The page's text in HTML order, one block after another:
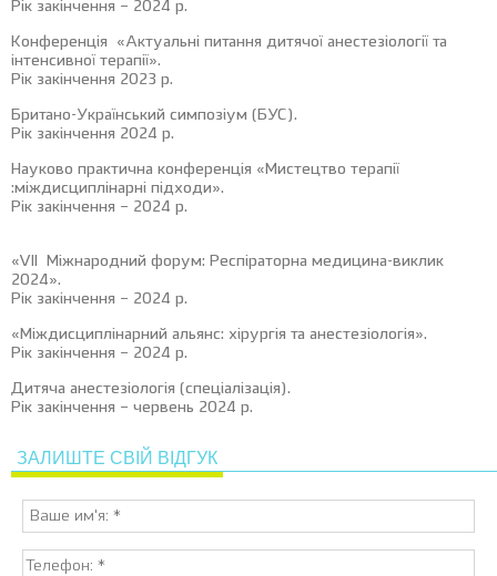
Рік закінчення – 2024 р.
Конференція «Актуальні питання дитячої анестезіології та
інтенсивної терапії».
Рік закінчення 2023 р.
Британо-Український симпозіум (БУС).
Рік закінчення 2024 р.
Науково практична конференція «Мистецтво терапії
:міждисциплінарні підходи».
Рік закінчення – 2024 р.
«VII Міжнародний форум: Респіраторна медицина-виклик
2024».
Рік закінчення – 2024 р.
«Міждисциплінарний альянс: хірургія та анестезіологія».
Рік закінчення – 2024 р.
Дитяча анестезіологія (спеціалізація).
Рік закінчення – червень 2024 р.
ЗАЛИШТЕ СВІЙ ВІДГУК